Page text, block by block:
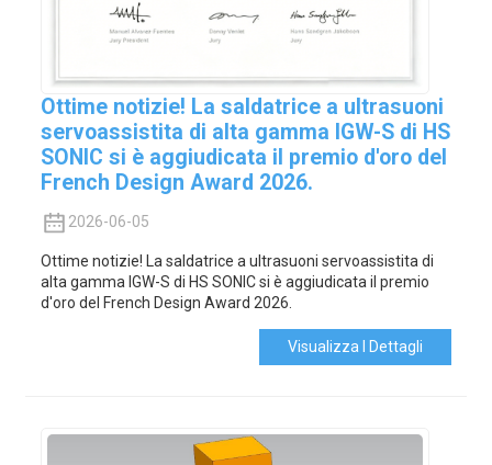
Ottime notizie! La saldatrice a ultrasuoni
servoassistita di alta gamma IGW-S di HS
SONIC si è aggiudicata il premio d'oro del
French Design Award 2026.
2026-06-05
Ottime notizie! La saldatrice a ultrasuoni servoassistita di
alta gamma IGW-S di HS SONIC si è aggiudicata il premio
d'oro del French Design Award 2026.
Visualizza I Dettagli